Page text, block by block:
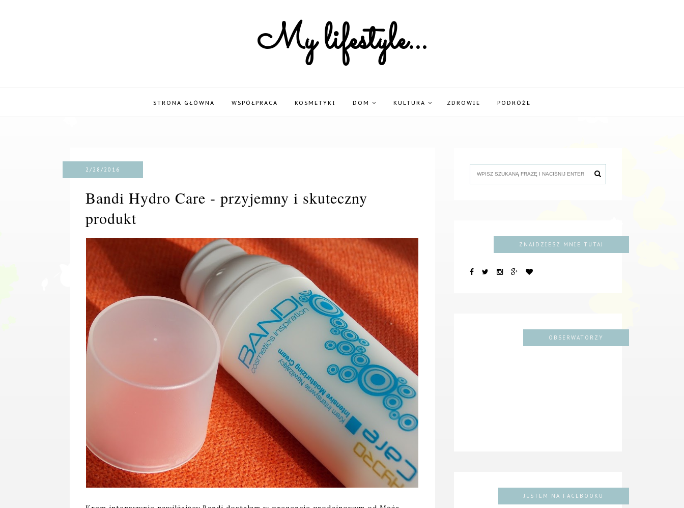
My lifestyle...
STRONA GŁÓWNA WSPÓŁPRACA KOSMETYKI DOM KULTURA ZDROWIE PODRÓŻE
2/28/2016
Bandi Hydro Care - przyjemny i skuteczny
produkt
ZNAJDZIESZ MNIE TUTAJ
OBSERWATORZY
JESTEM NA FACEBOOKU